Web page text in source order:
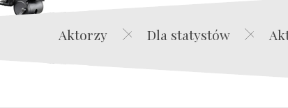
Aktorzy Dla statystów